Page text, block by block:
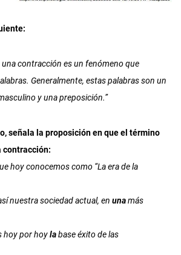
una contracción es un fenómeno que
Generalmente, estas palabras son un
y una preposición.”
señala la proposición en que el término
contracción:
hoy conocemos como “La era de la
nuestra sociedad actual, en unamás
hoy por hoylabase éxito de las